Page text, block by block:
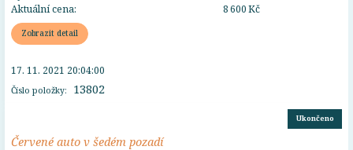
Aktuální cena:
8 600 Kč
Zobrazit detail
Číslo položky: 13802
17. 11. 2021 20:04:00
Ukončeno
Červené auto v šedém pozadí